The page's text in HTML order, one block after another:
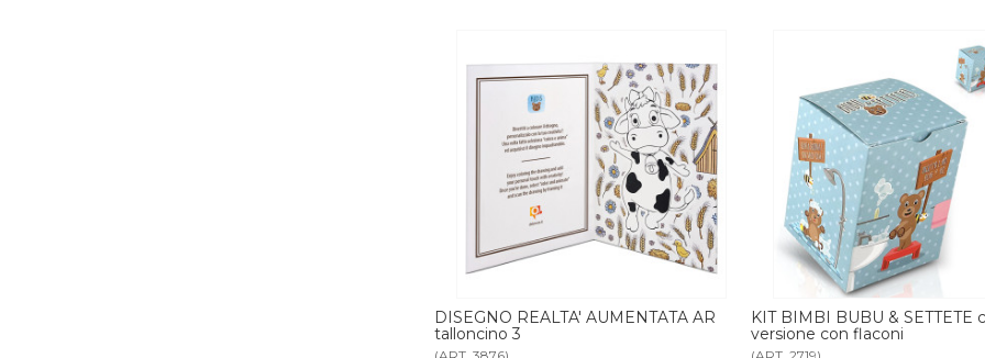
KIT BIMBI BUBU & SETTETE completo
versione con flaconi
KIT BIMBI BUBU & SETTETE
versione con matite